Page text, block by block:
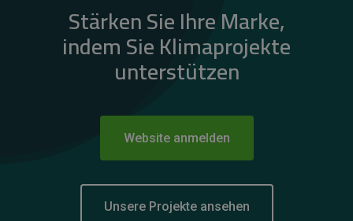
Stärken Sie Ihre Marke,
indem Sie Klimaprojekte
unterstützen
Website anmelden
Unsere Projekte ansehen